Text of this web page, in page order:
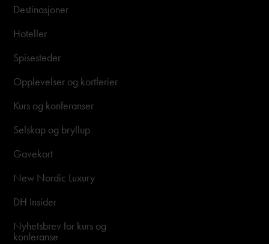
Destinasjoner
Hoteller
Spisesteder
Opplevelser og kortferier
Kurs og konferanser
Selskap og bryllup
Gavekort
New Nordic Luxury
DH Insider
Nyhetsbrev for kurs og
konferanse